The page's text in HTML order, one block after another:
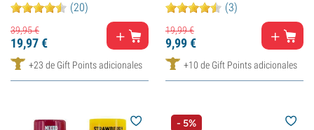
(20)
39,95€
19,97€
+23 de Gift Points adicionales
(3)
19,99€
9,99€
+10 de Gift Points adicionales
- 5%